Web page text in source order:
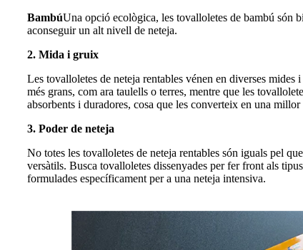
BambúUna opció ecològica, les tovalloletes de bambú són
aconseguir un alt nivell de neteja.
2. Mida i gruix
Les tovalloletes de neteja rentables vénen en diverses
més grans, com ara taulells o terres, mentre que les
absorbents i duradores, cosa que les converteix en una
3. Poder de neteja
No totes les tovalloletes de neteja rentables són iguals pel
versàtils. Busca tovalloletes dissenyades per fer front als
formulades específicament per a una neteja intensiva.